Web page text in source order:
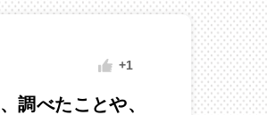
+1
調べたことや、